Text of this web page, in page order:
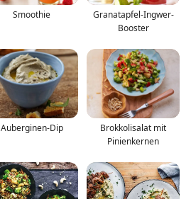
Smoothie
Granatapfel-Ingwer-
Booster
Auberginen-Dip
Brokkolisalat mit
Pinienkernen